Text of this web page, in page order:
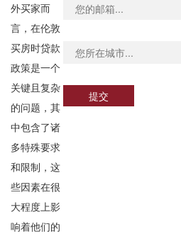
外买家而
言，在伦敦
买房时贷款
政策是一个
关键且复杂
的问题，其
中包含了诸
多特殊要求
和限制，这
些因素在很
大程度上影
响着他们的
提交